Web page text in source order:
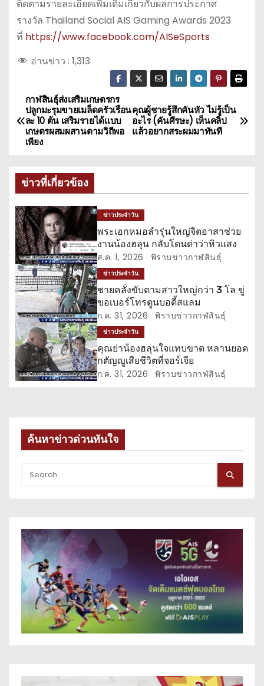
ติดตามรายละเอียดเพิ่มเติมเกี่ยวกับผลการประกาศ
รางวัล Thailand Social AIS Gaming Awards 2023
ที่ https://www.facebook.com/AISeSports
อ่านข่าว : 1,313
แ
น
แ
น
ว
เ
รื่
อ
ง
คุณผู้ชายรู้สึกคันหัว ไม่รู้เป็น
อะไร (คันศีรษะ) เห็นคลิป
แล้วอยากสระผมมาทันที
กาฬสินธุ์ส่งเสริมเกษตรกร
ปลูกมะรุมขายเมล็ดครัวเรือน
ละ 10 ต้น เสริมรายได้แบบ
เกษตรผสมผสานตามวิถีพอ
เพียง
ข่าวที่เกี่ยวข้อง
ข่าวประจำวัน
พระเอกหมอลำรุ่นใหญ่จิตอาสาช่วย
งานน้องฮลุน กลับโดนด่าว่าหิวแสง
ส.ค. 1, 2026 พิราบข่าวกาฬสินธุ์
ข่าวประจำวัน
ชายคลั่งขับตามสาวใหญ่กว่า 3 โล ขู่
ขอเบอร์โทรตูนบอดี้สแลม
ก.ค. 31, 2026 พิราบข่าวกาฬสินธุ์
ข่าวประจำวัน
คุณย่าน้องฮลุนใจแทบขาด หลานยอด
กตัญญูเสียชีวิตที่จอร์เจีย
ก.ค. 31, 2026 พิราบข่าวกาฬสินธุ์
ค้นหาข่าวด่วนทันใจ